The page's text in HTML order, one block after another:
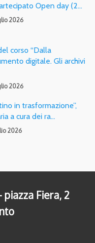
Open day (2…
2026
corso “Dalla
digitale. Gli archivi
2026
in trasformazione”,
a cura dei ra…
2026
Fiera, 2